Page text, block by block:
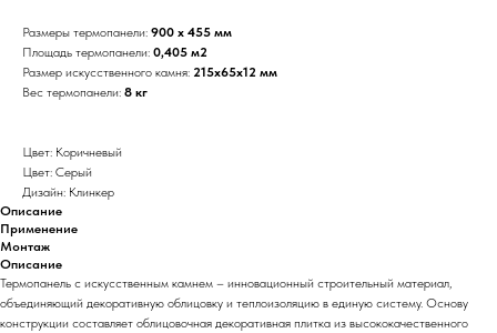
Размеры термопанели: 900 х 455 мм
Площадь термопанели: 0,405 м2
Размер искусственного камня: 215х65х12 мм
Вес термопанели: 8 кг
Цвет: Коричневый
Цвет: Серый
Дизайн: Клинкер
Описание
Применение
Монтаж
Описание
Термопанель с искусственным камнем – инновационный строительный материал,
объединяющий декоративную облицовку и теплоизоляцию в единую систему. Основу
конструкции составляет облицовочная декоративная плитка из высококачественного